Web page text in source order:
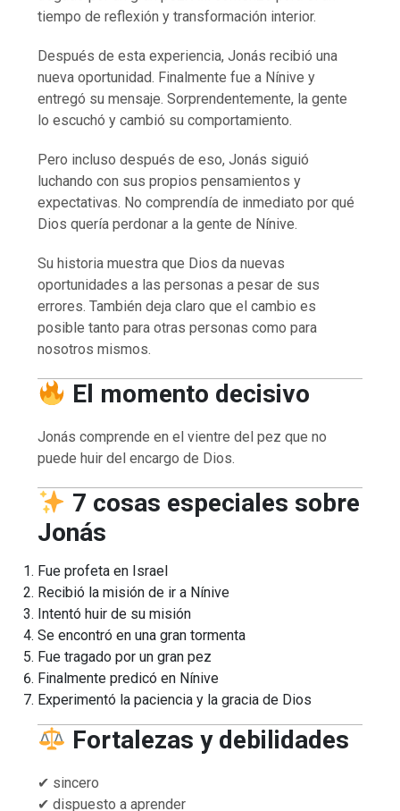
tiempo de reflexión y transformación interior.
Después de esta experiencia, Jonás recibió una
nueva oportunidad. Finalmente fue a Nínive y
entregó su mensaje. Sorprendentemente, la gente
lo escuchó y cambió su comportamiento.
Pero incluso después de eso, Jonás siguió
luchando con sus propios pensamientos y
expectativas. No comprendía de inmediato por qué
Dios quería perdonar a la gente de Nínive.
Su historia muestra que Dios da nuevas
oportunidades a las personas a pesar de sus
errores. También deja claro que el cambio es
posible tanto para otras personas como para
nosotros mismos.
El momento decisivo
Jonás comprende en el vientre del pez que no
puede huir del encargo de Dios.
7 cosas especiales sobre
Jonás
Fue profeta en Israel
Recibió la misión de ir a Nínive
Intentó huir de su misión
Se encontró en una gran tormenta
Fue tragado por un gran pez
Finalmente predicó en Nínive
Experimentó la paciencia y la gracia de Dios
Fortalezas y debilidades
✔ sincero
✔ dispuesto a aprender